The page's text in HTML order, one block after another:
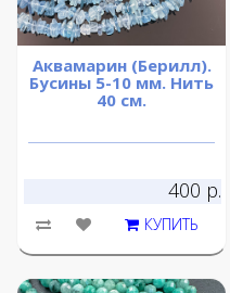
Аквамарин (Берилл).
Бусины 5-10 мм. Нить
40 см.
400 р.
КУПИТЬ